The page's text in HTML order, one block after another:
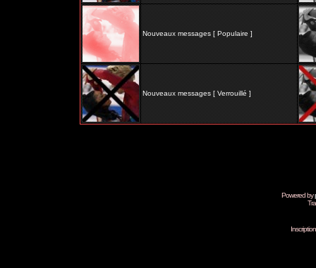
Nouveaux messages [ Populaire ]
Nouveaux messages [ Verrouillé ]
Powered by